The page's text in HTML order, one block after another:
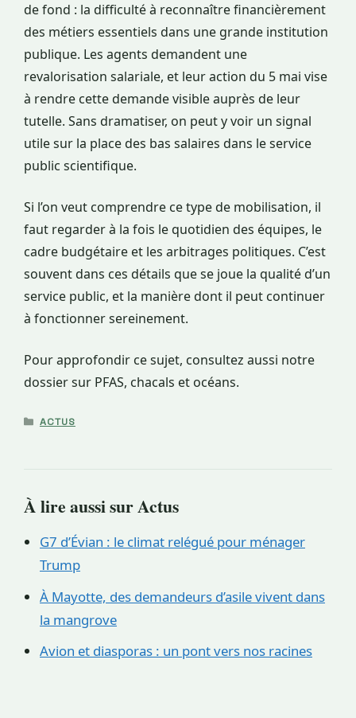
de fond : la difficulté à reconnaître financièrement
des métiers essentiels dans une grande institution
publique. Les agents demandent une
revalorisation salariale, et leur action du 5 mai vise
à rendre cette demande visible auprès de leur
tutelle. Sans dramatiser, on peut y voir un signal
utile sur la place des bas salaires dans le service
public scientifique.
Si l’on veut comprendre ce type de mobilisation, il
faut regarder à la fois le quotidien des équipes, le
cadre budgétaire et les arbitrages politiques. C’est
souvent dans ces détails que se joue la qualité d’un
service public, et la manière dont il peut continuer
à fonctionner sereinement.
Pour approfondir ce sujet, consultez aussi notre
dossier sur PFAS, chacals et océans.
CATÉGORIES
ACTUS
À lire aussi sur Actus
G7 d’Évian : le climat relégué pour ménager
Trump
À Mayotte, des demandeurs d’asile vivent dans
la mangrove
Avion et diasporas : un pont vers nos racines